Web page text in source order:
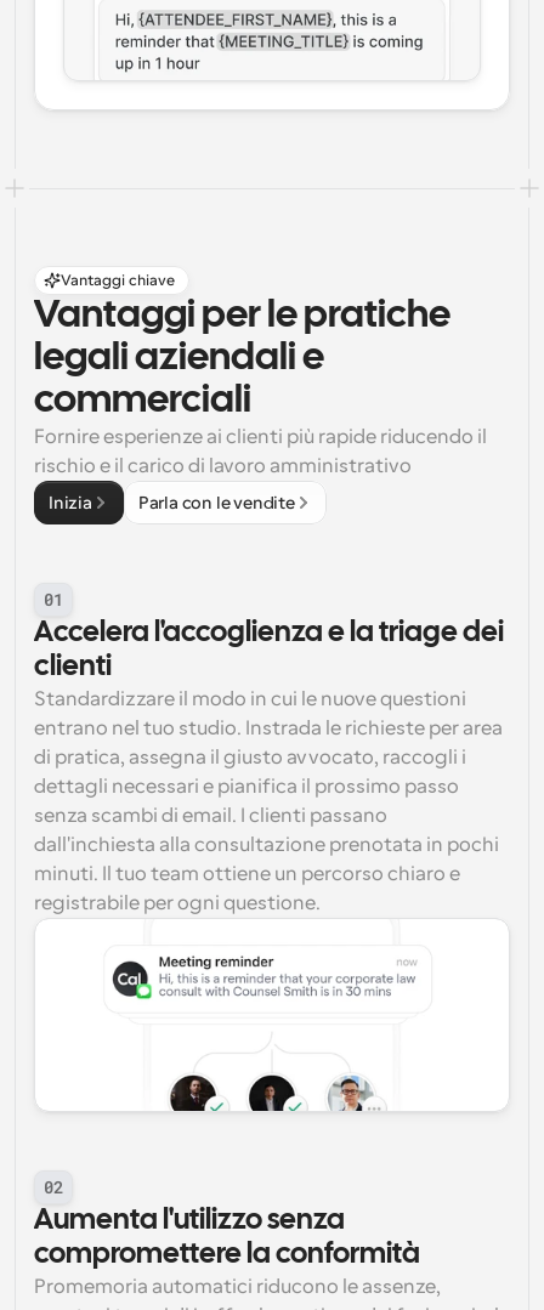
Vantaggi chiave
Vantaggi per le pratiche
legali aziendali e
commerciali
Fornire esperienze ai clienti più rapide riducendo il
rischio e il carico di lavoro amministrativo
Inizia Parla con le vendite
01
Accelera l'accoglienza e la triage dei
clienti
Standardizzare il modo in cui le nuove questioni
entrano nel tuo studio. Instrada le richieste per area
di pratica, assegna il giusto avvocato, raccogli i
dettagli necessari e pianifica il prossimo passo
senza scambi di email. I clienti passano
dall'inchiesta alla consultazione prenotata in pochi
minuti. Il tuo team ottiene un percorso chiaro e
registrabile per ogni questione.
02
Aumenta l'utilizzo senza
compromettere la conformità
Promemoria automatici riducono le assenze,